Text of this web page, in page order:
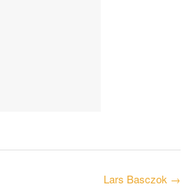
Lars Basczok →